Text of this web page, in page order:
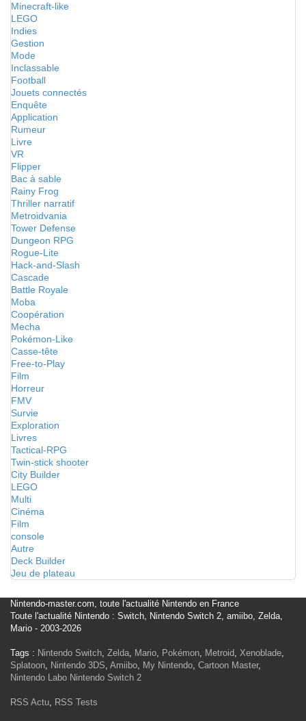
Minecraft-like
LEGO
Indies
Gestion
Mode
Inclassable
Football
Jouets connectés
Enquête
Application
Rumeur
Livre
VR
Flipper
Bac à sable
Rainy Frog
Thriller narratif
Metroidvania
Tower Defense
Dungeon RPG
Rogue-Lite
Hack-and-Slash
Cascade
Battle Royale
Moba
Coopération
Mecha
Pokémon-Like
Casse-tête
Free-to-Play
Film
Horreur
FMV
Survie
Exploration
Livres
Tactical-RPG
Twin-stick shooter
City Builder
LEGO
Multi
Cinéma
Film
console
Autre
Deck Builder
Jeu de plateau
Nintendo-master.com, toute l'actualité Nintendo en France
Toute l'actualité Nintendo : Switch, Nintendo Switch 2, amiibo, Zelda,
Mario - 2003-2026
Tags : Nintendo Switch, Zelda, Mario, Pokémon, Metroid, Xenoblade,
Splatoon, Nintendo 3DS, Amiibo, My Nintendo, Cartoon Master,
Nintendo Labo Nintendo Switch 2
RSS Actu, RSS Tests